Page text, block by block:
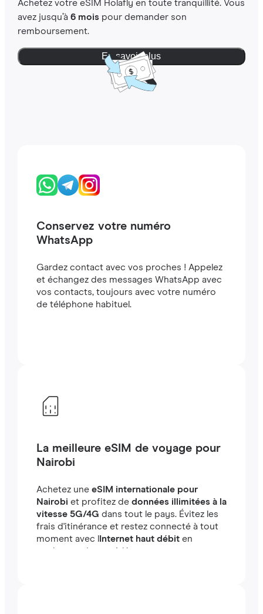
Achetez votre eSIM Holafly en toute tranquillité. Vous
avez jusqu’à 6 moispour demander son
remboursement.
En savoir plus
Conservez votre numéro
WhatsApp
Gardez contact avec vos proches ! Appelez
et échangez des messages WhatsApp avec
vos contacts, toujours avec votre numéro
de téléphone habituel.
La meilleure eSIM de voyage pour
Nairobi
Achetez une eSIM internationale pour
Nairobi et profitez de données illimitées à la
vitesse 5G/4G dans tout le pays. Évitez les
frais d'itinérance et restez connecté à tout
moment avec l
Internet haut débiten
quelques minutes à létranger, que vous